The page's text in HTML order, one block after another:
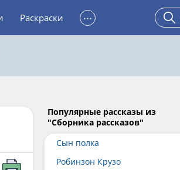
Раскраски ...
Популярные рассказы из
"Сборника рассказов"
Сын полка
Робинзон Крузо